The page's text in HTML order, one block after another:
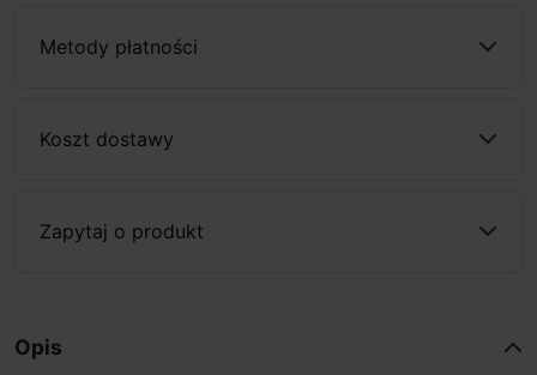
Metody płatności
Koszt dostawy
Zapytaj o produkt
Opis